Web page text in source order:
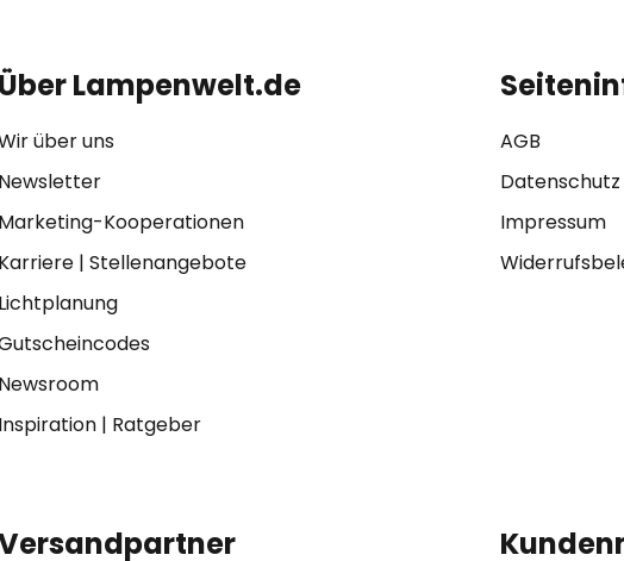
Über Lampenwelt.de
über uns
Newsletter
Marketing-Kooperationen
Karriere| Stellenangebote
Lichtplanung
Newsroom
Inspiration| Ratgeber
AGB
Datenschutz
Impressum